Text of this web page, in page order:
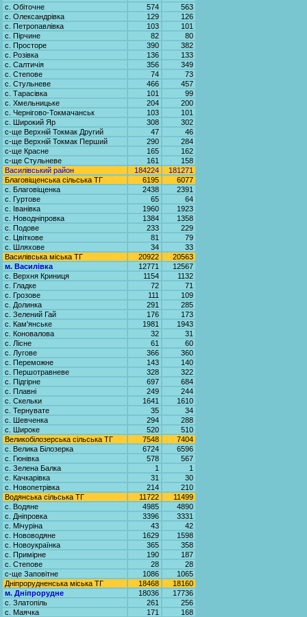
с. Обіточне
574
563
с. Олександрівка
129
126
с. Петропавлівка
103
101
с. Пірчине
82
80
с. Просторе
390
382
с. Розівка
136
133
с. Салтичія
356
349
с. Степове
74
73
с. Стульневе
466
457
с. Тарасівка
101
99
с. Хмельницьке
204
200
с. Чернігово-Токмачанськ
103
101
с. Широкий Яр
308
302
с-ще Верхній Токмак Другий
47
46
с-ще Верхній Токмак Перший
290
284
с-ще Красне
165
162
с-ще Стульневе
161
158
Василівський район
184224
181271
Благовіщенська сільська ТГ
6195
6077
с. Благовіщенка
2438
2391
с. Гуртове
65
64
с. Іванівка
1960
1923
с. Новодніпровка
1384
1358
с. Подове
233
229
с. Цвіткове
81
79
с. Шляхове
34
33
Василівська міська ТГ
20922
20563
м. Василівка
12771
12567
с. Верхня Криниця
1154
1132
с. Гладке
72
71
с. Грозове
111
109
с. Долинка
291
285
с. Зелений Гай
176
173
с. Кам'янське
1981
1943
с. Коновалова
32
31
с. Лісне
61
60
с. Лугове
366
360
с. Переможне
143
140
с. Першотравневе
328
322
с. Підгірне
697
684
с. Плавні
249
244
с. Скельки
1641
1610
с. Тернувате
35
34
с. Шевченка
294
288
с. Широке
520
510
Великобілозерська сільська ТГ
7548
7404
с. Велика Білозерка
6724
6596
с. Гюнівка
578
567
с. Зелена Балка
1
1
с. Качкарівка
31
30
с. Новопетрівка
214
210
Водянська сільська ТГ
11722
11499
с. Водяне
4985
4890
с. Дніпровка
3396
3331
с. Мічуріна
43
42
с. Нововодяне
1629
1598
с. Новоукраїнка
365
358
с. Примірне
190
187
с. Степове
28
28
с-ще Заповітне
1086
1065
Дніпрорудненська міська ТГ
18468
18160
м. Дніпрорудне
18036
17736
с. Златопіль
261
256
с. Маячка
171
168